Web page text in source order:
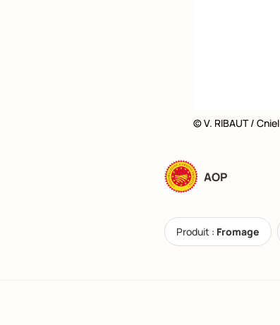
© V. RIBAUT / Cniel
AOP
Produit : Fromage